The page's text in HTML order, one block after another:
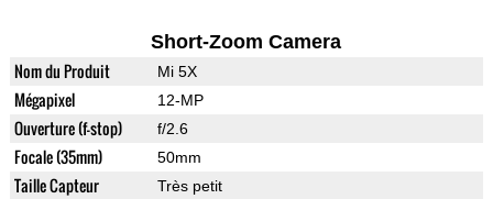
Short-Zoom Camera
Nom du Produit Mi 5X
Mégapixel 12-MP
Ouverture (f-stop) f/2.6
Focale (35mm) 50mm
Taille Capteur Très petit